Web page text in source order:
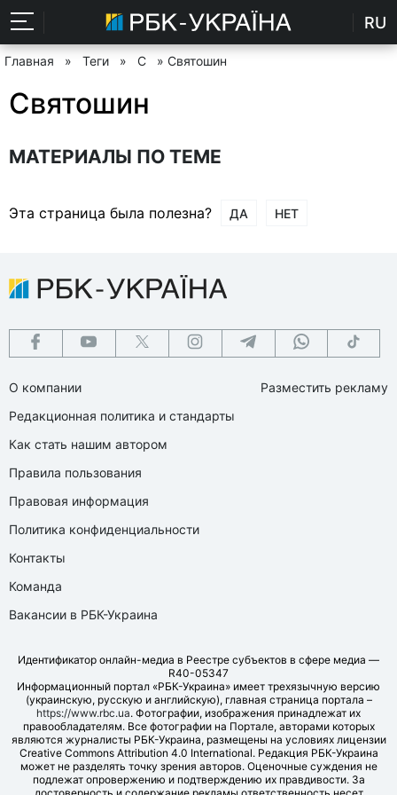
RU
Главная » Теги » С » Святошин
Святошин
МАТЕРИАЛЫ ПО ТЕМЕ
Эта страница была полезна? ДА НЕТ
О компании
Редакционная политика и стандарты
Как стать нашим автором
Правила пользования
Правовая информация
Политика конфиденциальности
Контакты
Команда
Вакансии в РБК-Украина
Разместить рекламу
Идентификатор онлайн-медиа в Реестре субъектов в сфере медиа —
R40-05347
Информационный портал «РБК-Украина» имеет трехязычную версию
(украинскую, русскую и английскую), главная страница портала –
https://www.rbc.ua. Фотографии, изображения принадлежат их
правообладателям. Все фотографии на Портале, авторами которых
являются журналисты РБК-Украина, размещены на условиях лицензии
Creative Commons Attribution 4.0 International. Редакция РБК-Украина
может не разделять точку зрения авторов. Оценочные суждения не
подлежат опровержению и подтверждению их правдивости. За